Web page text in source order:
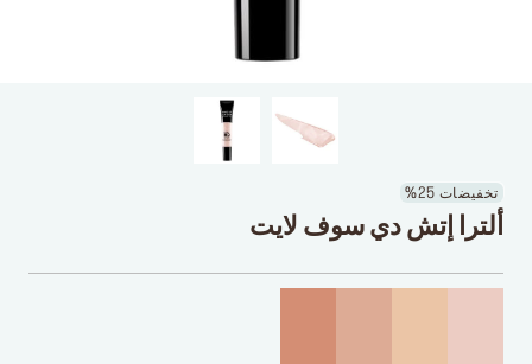
تخفيضات 25%
ألترا إتش دي سوف لايت